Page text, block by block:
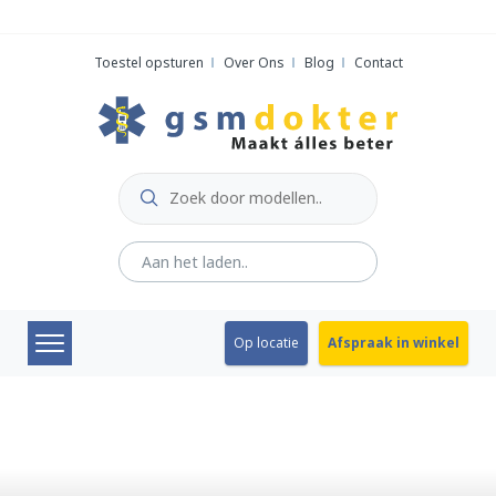
Toestel opsturen Over Ons Blog Contact
Op locatie Afspraak in winkel